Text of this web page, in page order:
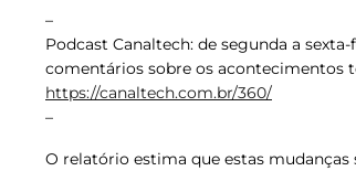
–
Podcast Canaltech: de segunda a
comentários sobre os acontecimentos
https://canaltech.com.br/360/
–
O relatório estima que estas